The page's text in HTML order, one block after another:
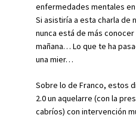
enfermedades mentales
Si asistiría a esta charla de
nunca está de más
mañana… Lo que te ha
una mier…
Sobre lo de Franco, estos
2.0 un aquelarre (con la
cabríos) con intervención